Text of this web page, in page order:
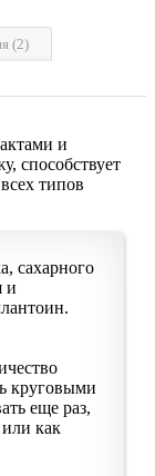
(2)
и
способствует
типов
сахарного
и
круговыми
еще раз,
как